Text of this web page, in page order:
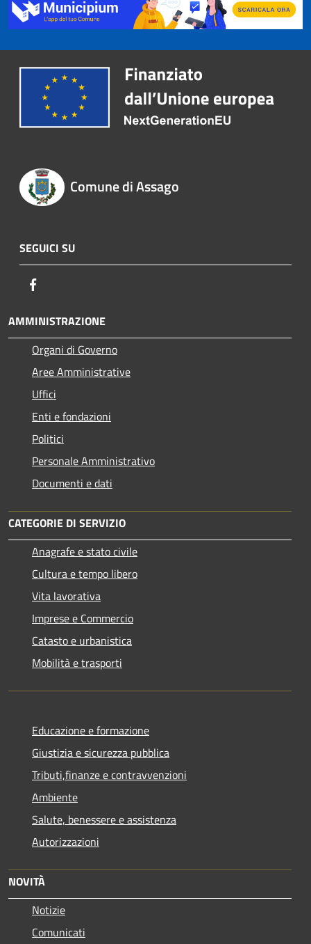
Comune di Assago
SEGUICI SU
AMMINISTRAZIONE
Organi di Governo
Aree Amministrative
Uffici
Enti e fondazioni
Politici
Personale Amministrativo
Documenti e dati
CATEGORIE DI SERVIZIO
Anagrafe e stato civile
Cultura e tempo libero
Vita lavorativa
Imprese e Commercio
Catasto e urbanistica
Mobilità e trasporti
Educazione e formazione
Giustizia e sicurezza pubblica
Tributi,finanze e contravvenzioni
Ambiente
Salute, benessere e assistenza
Autorizzazioni
NOVITÀ
Notizie
Comunicati